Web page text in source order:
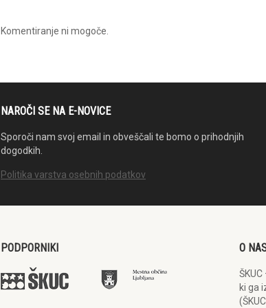
Komentiranje ni mogoče.
NAROČI SE NA E-NOVICE
Sporoči nam svoj email in obveščali te bomo o prihodnjih
dogodkih.
Politika varstva osebnih podatkov
PODPORNIKI O
ki ga